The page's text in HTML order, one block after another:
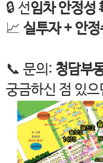
🔒 선임차 안정성
📈 실투자 + 안
📞 문의: 청담부
궁금하신 점 있